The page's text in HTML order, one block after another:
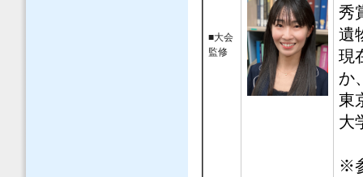
■大会
監修
秀
遺
現
か
東
大
※